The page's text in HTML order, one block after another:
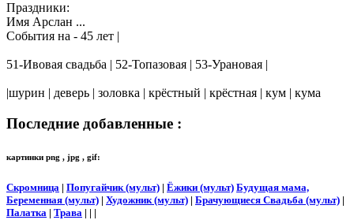
Праздники:
Имя Арслан ...
События на - 45 лет |
51-Ивовая свадьба | 52-Топазовая | 53-Урановая |
|шурин | деверь | золовка | крёстный | крёстная | кум | кума
Последние добавленные :
картинки png , jpg , gif:
Скромница | Попугайчик (мульт) | Ёжики (мульт) Будущая мама,
Беременная (мульт) | Художник (мульт) | Брачующиеся Свадьба (мульт) |
Палатка | Трава | | |